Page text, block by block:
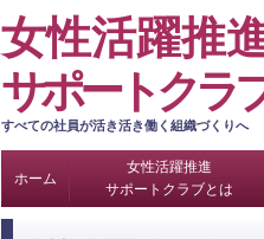
女性活躍推
サポートクラ
すべての社員が活き活き働く組織づくりへ
ホーム
女性活躍推進
サポートクラブとは